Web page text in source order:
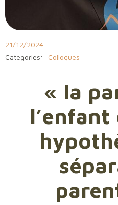
21/12/2024
Categories:
Colloques
« la
l’enfant